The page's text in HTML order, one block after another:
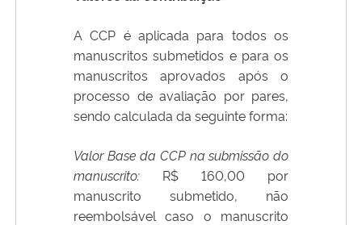
A CCP é aplicada para todos os
manuscritos submetidos e para os
manuscritos aprovados após o
processo de avaliação por pares,
sendo calculada da seguinte forma:
Valor Base da CCP na submissão do
manuscrito: R$ 160,00 por
manuscrito submetido, não
reembolsável caso o manuscrito